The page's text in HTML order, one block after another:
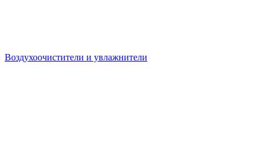
Воздухоочистители и увлажнители